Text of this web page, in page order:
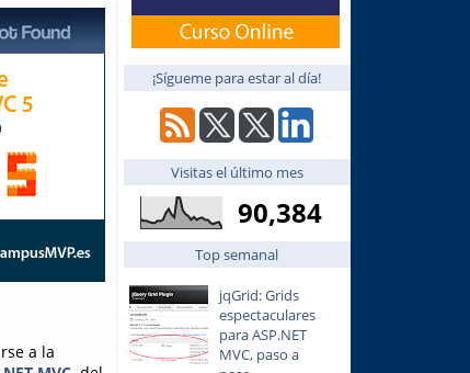
a la
¡Sígueme para estar al día!
Visitas el último mes
90,384
Top semanal
jqGrid: Grids
espectaculares
para ASP.NET
MVC, paso a